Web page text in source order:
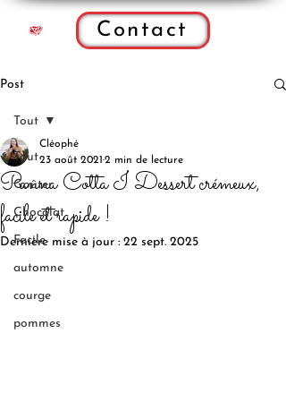
Contact
Post
Tout
Goûter
Chocolat
Facile
automne
courge
pommes
Tout
Panna Cotta I Dessert crémeux,
facile et rapide !
Cléophé
23 août 2021 2 min de lecture
Dernière mise à jour : 22 sept. 2025